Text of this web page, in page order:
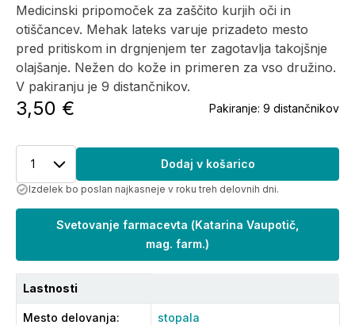
Medicinski pripomoček za zaščito kurjih oči in
otiščancev. Mehak lateks varuje prizadeto mesto
pred pritiskom in drgnjenjem ter zagotavlja takojšnje
olajšanje. Nežen do kože in primeren za vso družino.
V pakiranju je 9 distančnikov.
3,50 € Pakiranje: 9 distančnikov
1 Dodaj v košarico
Izdelek bo poslan najkasneje v roku treh delovnih dni.
Svetovanje farmacevta (Katarina Vaupotič,
mag. farm.)
Lastnosti
Mesto delovanja: stopala